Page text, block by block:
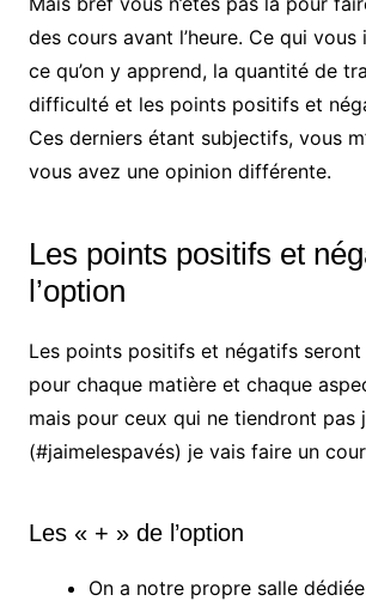
des cours avant l’heure. Ce qui vous
ce qu’on y apprend, la quantité de
difficulté et les points positifs et
Ces derniers étant subjectifs, vous
vous avez une opinion différente.
Les points positifs et
l’option
Les points positifs et négatifs seront
pour chaque matière et chaque
mais pour ceux qui ne tiendront pas
(#jaimelespavés) je vais faire un
Les « + » de l’option
On a notre propre salle